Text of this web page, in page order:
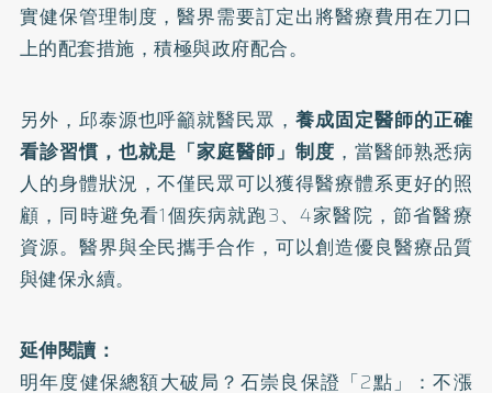
實健保管理制度，醫界需要訂定出將醫療費用在刀口
上的配套措施，積極與政府配合。
另外，邱泰源也呼籲就醫民眾，養成固定醫師的正確
看診習慣，也就是「家庭醫師」制度 ，當醫師熟悉病
人的身體狀況，不僅民眾可以獲得醫療體系更好的照
顧，同時避免看1個疾病就跑3、4家醫院，節省醫療
資源。醫界與全民攜手合作，可以創造優良醫療品質
與健保永續。
延伸閱讀：
明年度健保總額大破局？石崇良保證「2點」：不漲